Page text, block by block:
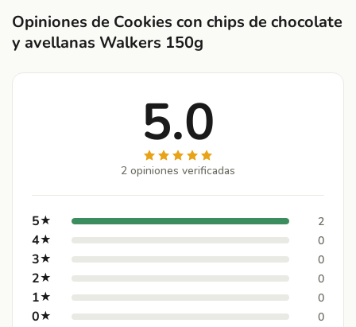
Opiniones de Cookies con chips de chocolate
y avellanas Walkers 150g
5.0
2 opiniones verificadas
5★ 2
4★ 0
3★ 0
2★ 0
1★ 0
0★ 0